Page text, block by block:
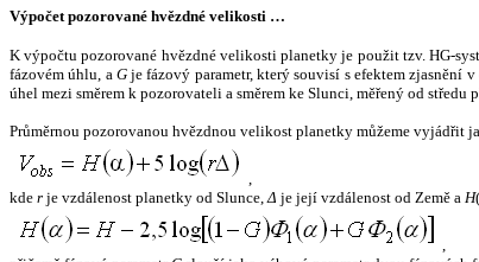
Výpočet pozorované hvězdné velikosti …
K výpočtu pozorované hvězdné velikosti planetky je použit tzv. HG-
fázovém úhlu, a Gje fázový parametr, který souvisí s efektem zjasnění
úhel mezi směrem k pozorovateli a směrem ke Slunci, měřený od
Průměrnou pozorovanou hvězdnou velikost planetky můžeme vyjádřit
,
kde r je vzdálenost planetky od Slunce,Δ je její vzdálenost od Země a H(
,